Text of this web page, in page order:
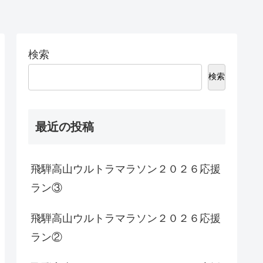
検索
検索
最近の投稿
飛騨高山ウルトラマラソン２０２６応援
ラン③
飛騨高山ウルトラマラソン２０２６応援
ラン②